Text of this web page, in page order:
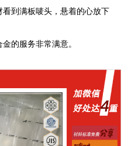
到满板唛头，悬着的心放下
的服务非常满意。